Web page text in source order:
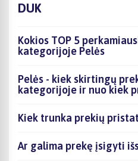
DUK
Kokios TOP 5
kategorijoje Pelės
Pelės - kiek skirtingų
kategorijoje ir nuo kiek
Kiek trunka prekių
Ar galima prekę įsigyti